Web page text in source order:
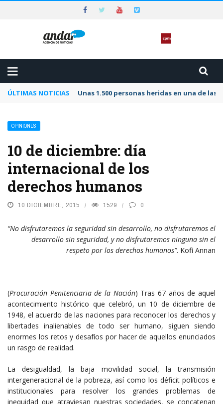
ÚLTIMAS NOTICIAS Unas 1.500 personas heridas en una de
OPINIONES
10 de diciembre: día
internacional de los
derechos humanos
10 DICIEMBRE, 2015 1529 0
“No disfrutaremos la seguridad sin desarrollo, no disfrutaremos el
desarrollo sin seguridad, y no disfrutaremos ninguna sin el
respeto por los derechos humanos”. Kofi Annan
(Procuración Penitenciaria de la Nación) Tras 67 años de aquel
acontecimiento histórico que celebró, un 10 de diciembre de
1948, el acuerdo de las naciones para reconocer los derechos y
libertades inalienables de todo ser humano, siguen siendo
enormes los retos y desafíos por hacer de aquellos enunciados
un rasgo de realidad.
La desigualdad, la baja movilidad social, la transmisión
intergeneracional de la pobreza, así como los déficit políticos e
institucionales para resolver los grandes problemas de
inequidad que atraviesan nuestras sociedades, se concatenan